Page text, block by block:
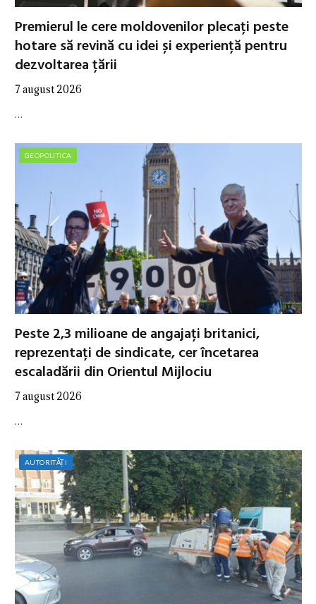
Premierul le cere moldovenilor plecați peste
hotare să revină cu idei și experiență pentru
dezvoltarea țării
7 august 2026
…
GEOPOLITICA
Peste 2,3 milioane de angajați britanici,
reprezentați de sindicate, cer încetarea
escaladării din Orientul Mijlociu
7 august 2026
…
AUTORITĂȚI